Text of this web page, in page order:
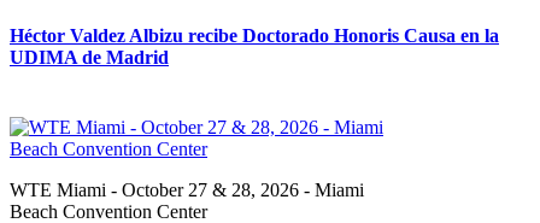
Héctor Valdez Albizu recibe Doctorado Honoris Causa en la
UDIMA de Madrid
WTE Miami - October 27 & 28, 2026 - Miami
Beach Convention Center